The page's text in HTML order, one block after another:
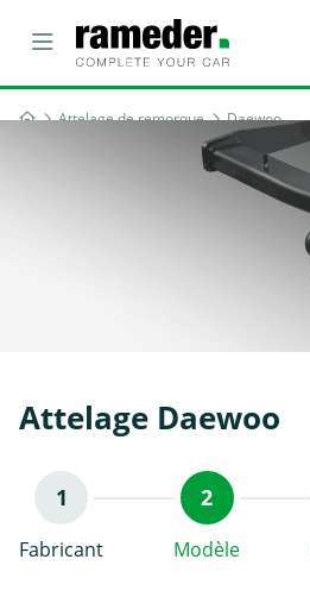
Attelage de remorque Daewoo
Attelage Daewoo
Fabricant Modèle